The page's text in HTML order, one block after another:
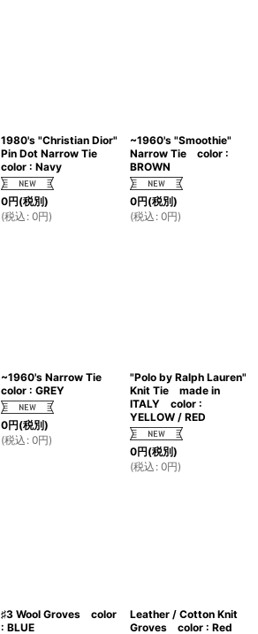
1980's "Christian Dior"
Pin Dot Narrow Tie
color : Navy
0円(税別)
(税込 : 0円)
~1960's "Smoothie"
Narrow Tie color :
BROWN
0円(税別)
(税込 : 0円)
~1960's Narrow Tie
color : GREY
0円(税別)
(税込 : 0円)
"Polo by Ralph Lauren"
Knit Tie made in
ITALY color :
YELLOW / RED
0円(税別)
(税込 : 0円)
♯3 Wool Groves color
: BLUE
Leather / Cotton Knit
Groves color : Red